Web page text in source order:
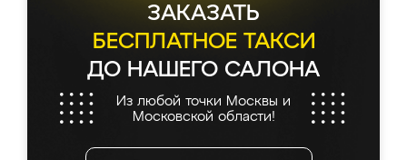
ЗАКАЗАТЬ
БЕСПЛАТНОЕ ТАКСИ
ДО НАШЕГО САЛОНА
Из любой точки Москвы и
Московской области!